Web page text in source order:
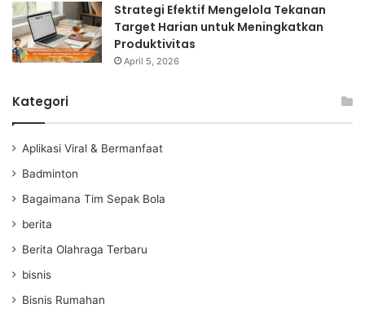
Strategi Efektif Mengelola Tekanan
Target Harian untuk Meningkatkan
Produktivitas
April 5, 2026
Kategori
Aplikasi Viral & Bermanfaat
Badminton
Bagaimana Tim Sepak Bola
berita
Berita Olahraga Terbaru
bisnis
Bisnis Rumahan